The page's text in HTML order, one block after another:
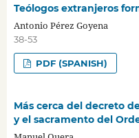
Teólogos extranjeros
Antonio Pérez Goyena
38-53
PDF (SPANISH)
Más cerca del decreto
y el sacramento del